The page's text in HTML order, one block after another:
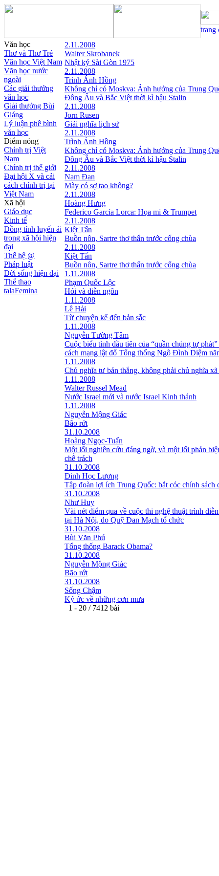
trang
Văn học
Thơ và Thơ Trẻ
Văn học Việt Nam
Văn học nước
ngoài
Các giải thưởng
văn học
Giải thưởng Bùi
Giáng
Lý luận phê bình
văn học
Điểm nóng
Chính trị Việt
Nam
Chính trị thế giới
Đại hội X và cải
cách chính trị tại
Việt Nam
Xã hội
Giáo dục
Kinh tế
Đồng tính luyến ái
trong xã hội hiện
đại
Thế hệ @
Pháp luật
Đời sống hiện đại
Thể thao
talaFemina
2.11.2008
Walter Skrobanek
Nhật ký Sài Gòn 1975
2.11.2008
Trình Ánh Hồng
Không chỉ có Moskva: Ảnh hưởng của Trung
Đông Âu và Bắc Việt thời kì hậu Stalin
2.11.2008
Jorn Rusen
Giải nghĩa lịch sử
2.11.2008
Trình Ánh Hồng
Không chỉ có Moskva: Ảnh hưởng của Trung
Đông Âu và Bắc Việt thời kì hậu Stalin
2.11.2008
Nam Đan
Mày có sợ tao không?
2.11.2008
Hoàng Hưng
Federico García Lorca: Họa mi & Trumpet
2.11.2008
Kiệt Tấn
Buồn nôn, Sartre thơ thẩn trước cổng chùa
2.11.2008
Kiệt Tấn
Buồn nôn, Sartre thơ thẩn trước cổng chùa
1.11.2008
Phạm Quốc Lộc
Hói và diễn ngôn
1.11.2008
Lê Hải
Từ chuyện kể đến bản sắc
1.11.2008
Nguyễn Tường Tâm
Cuộc biểu tình đầu tiên của “quần chúng tự
cách mạng lật đổ Tổng thống Ngô Đình Diệm
1.11.2008
Chủ nghĩa tư bản thắng, không phải chủ nghĩa
1.11.2008
Walter Russel Mead
Nước Israel mới và nước Israel Kinh thánh
1.11.2008
Nguyễn Mộng Giác
Bão rớt
31.10.2008
Hoàng Ngọc-Tuấn
Một lối nghiên cứu đáng ngờ, và một lối phản
chê trách
31.10.2008
Đinh Học Lương
Tập đoàn lợi ích Trung Quốc: bắt cóc chính sách
31.10.2008
Như Huy
Vài nét điểm qua về cuộc thi nghệ thuật trình
tại Hà Nội, do Quỹ Đan Mạch tổ chức
31.10.2008
Bùi Văn Phú
Tổng thống Barack Obama?
31.10.2008
Nguyễn Mộng Giác
Bão rớt
31.10.2008
Sống Chậm
Ký ức về những cơn mưa
1 - 20 / 7412 bài